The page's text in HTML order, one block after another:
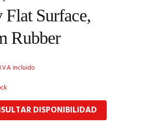
Surface,
Rubber
I.V.A incluido
DISPONIBILIDAD